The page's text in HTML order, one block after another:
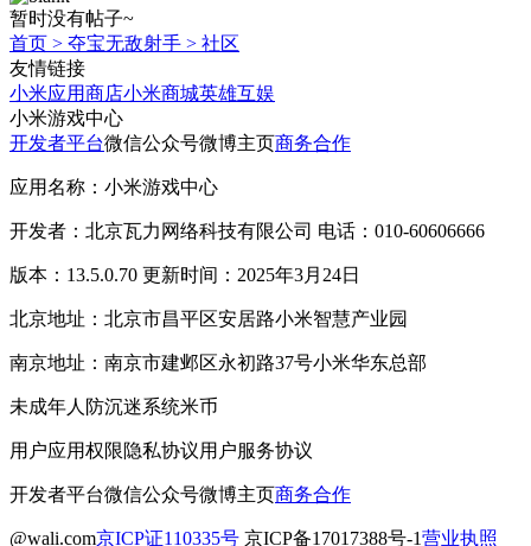
暂时没有帖子~
首页 > 夺宝无敌射手 > 社区
友情链接
小米应用商店小米商城英雄互娱
小米游戏中心
开发者平台微信公众号微博主页商务合作
应用名称：小米游戏中心
开发者：北京瓦力网络科技有限公司 电话：010-60606666
版本：13.5.0.70 更新时间：2025年3月24日
北京地址：北京市昌平区安居路小米智慧产业园
南京地址：南京市建邺区永初路37号小米华东总部
未成年人防沉迷系统米币
用户应用权限隐私协议用户服务协议
开发者平台微信公众号微博主页商务合作
@wali.com京ICP证110335号 京ICP备17017388号-1营业执照